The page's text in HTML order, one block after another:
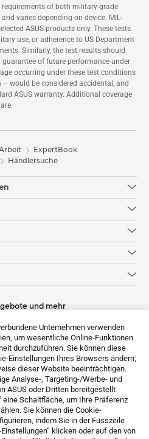
Unternehmen verwenden
um wesentliche Online-Funktionen
durchzuführen. Sie können diese
Einstellungen Ihres Browsers ändern;
dieser Website beeinträchtigen.
Analyse-, Targeting-/Werbe- und
ASUS oder Dritten bereitgestellt
Schaltfläche, um Ihre Präferenz
Sie können die Cookie-
indem Sie in der Fusszeile
klicken oder auf den von
of both military-grade
varies depending on device. MIL-
ASUS products only. These tests
use, or adherence to US Department
Similarly, the test results should
of future performance under
occurring under these test conditions
would be considered accidental, and
ASUS warranty. Additional coverage
ExpertBook
Händlersuche
und mehr
Sign up